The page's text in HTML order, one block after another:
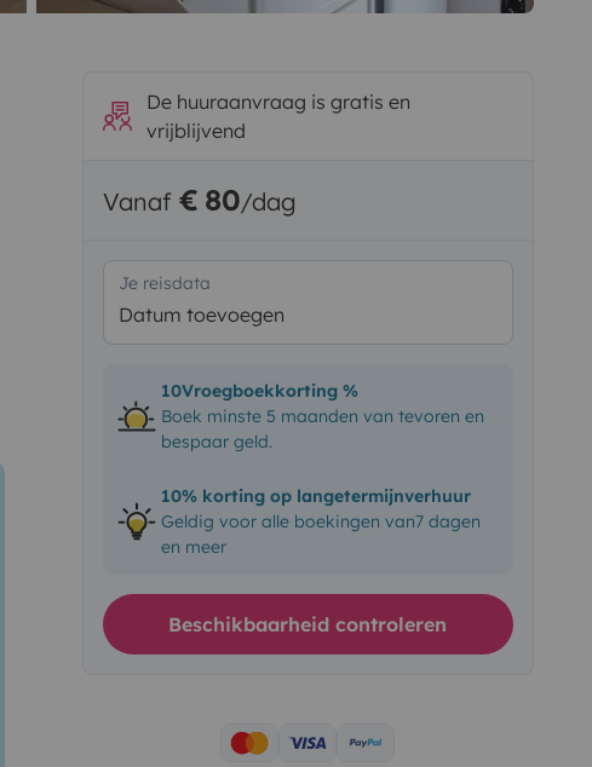
De huuraanvraag is gratis en
vrijblijvend
Vanaf € 80/dag
Je reisdata
Datum toevoegen
10Vroegboekkorting %
Boek minste 5 maanden van tevoren en
bespaar geld.
10% korting op langetermijnverhuur
Geldig voor alle boekingen van7 dagen
en meer
Beschikbaarheid controleren